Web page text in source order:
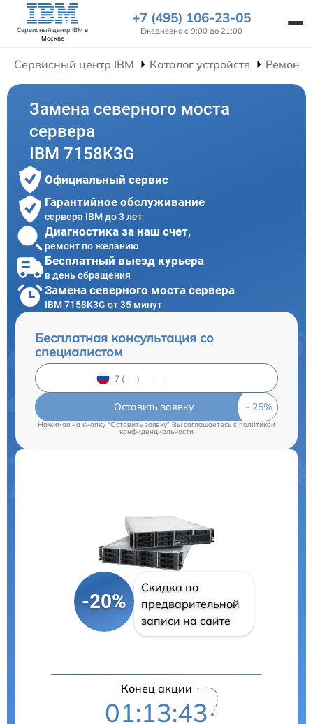
Сервисный центр IBM в
Москве
+7 (495) 106-23-05
Ежедневно с 9:00 до 21:00
Сервисный центр IBM Каталог устройств Ремонт
Замена северного моста
сервера
IBM 7158K3G
Официальный сервис
Гарантийное обслуживание
сервера IBM до 3 лет
Диагностика за наш счет,
ремонт по желанию
Бесплатный выезд курьера
в день обращения
Замена северного моста сервера
IBM 7158K3G от 35 минут
Бесплатная консультация со
специалистом
Оставить заявку
Нажимая на кнопку "Оставить заявку" Вы соглашаетесь c политикой
конфиденциальности
-20%
Скидка по
предварительной
записи на сайте
Конец акции
01:13:42